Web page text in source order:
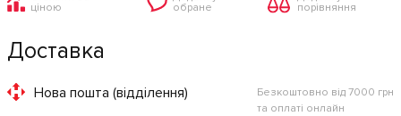
ціною
обране
порівняння
Доставка
Нова пошта (відділення)
Безкоштовно від 7000 грн
та оплаті онлайн